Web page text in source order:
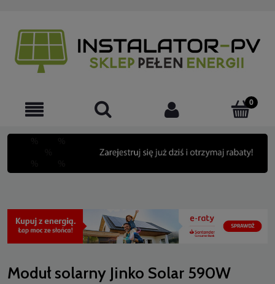
Moduł solarny Jinko Solar 590W